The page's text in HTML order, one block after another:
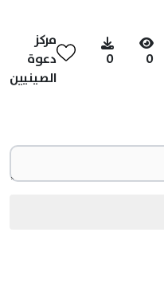
0
0
مركز
دعوة
الصينيين